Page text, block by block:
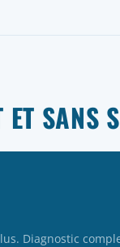
ET SANS
Diagnostic